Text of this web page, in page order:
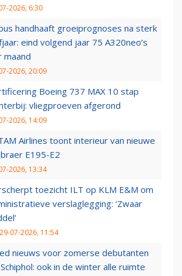
2026, 6:30
handhaaft groeiprognoses na sterk
eind volgend jaar 75 A320neo’s
maand
2026, 20:09
Boeing 737 MAX 10 stap
vliegproeven afgerond
2026, 14:09
Airlines toont interieur van nieuwe
E195-E2
2026, 13:34
toezicht ILT op KLM E&M om
verslaglegging: ‘Zwaar
29-07-2026, 11:54
nieuws voor zomerse debutanten
ook in de winter alle ruimte